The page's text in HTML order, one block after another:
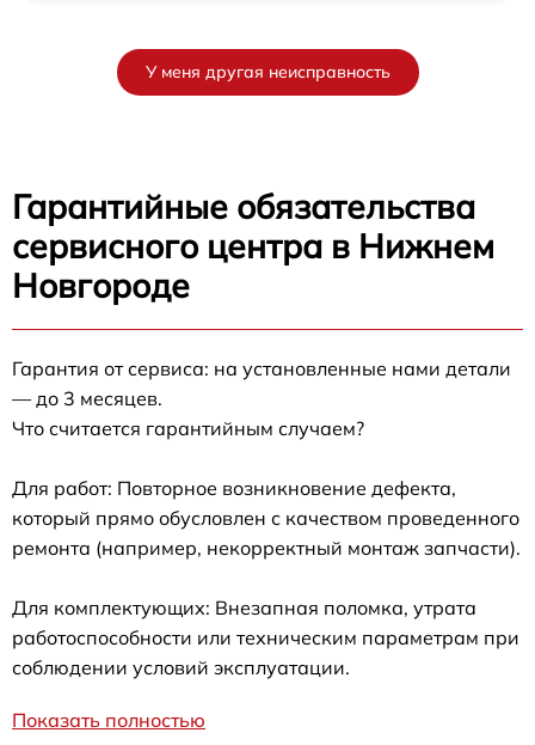
У меня другая неисправность
Гарантийные обязательства
сервисного центра в Нижнем
Новгороде
Гарантия от сервиса: на установленные нами детали
— до 3 месяцев.
Что считается гарантийным случаем?
Для работ: Повторное возникновение дефекта,
который прямо обусловлен с качеством проведенного
ремонта (например, некорректный монтаж запчасти).
Для комплектующих: Внезапная поломка, утрата
работоспособности или техническим параметрам при
соблюдении условий эксплуатации.
Показать полностью